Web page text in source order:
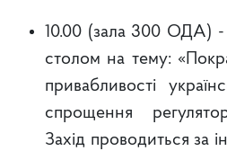
10.00 (зала 300 ОДА) -
столом на тему:
привабливості
спрощення
Захід проводиться за